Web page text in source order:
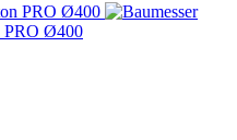
PRO Ø400